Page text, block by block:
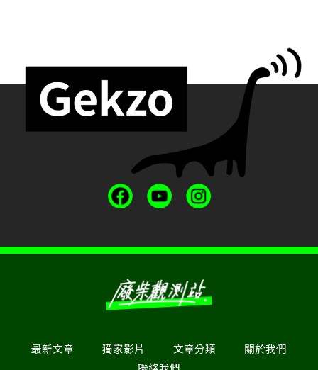
最新文章 獨家影片 文章分類
關於我們